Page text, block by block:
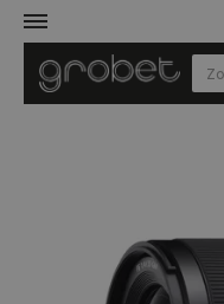
Objectieven